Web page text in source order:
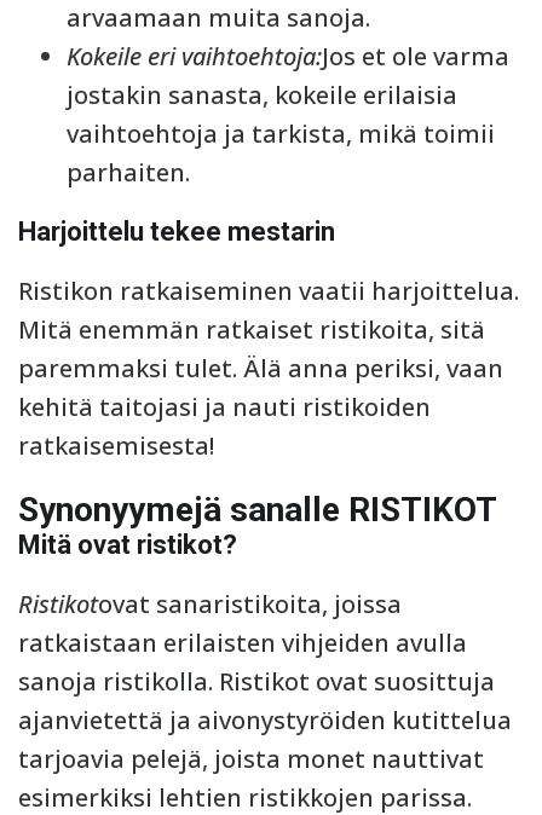
arvaamaan muita sanoja.
Kokeile eri vaihtoehtoja:Jos et ole varma
jostakin sanasta, kokeile erilaisia
vaihtoehtoja ja tarkista, mikä toimii
parhaiten.
Harjoittelu tekee mestarin
Ristikon ratkaiseminen vaatii harjoittelua.
Mitä enemmän ratkaiset ristikoita, sitä
paremmaksi tulet. Älä anna periksi, vaan
kehitä taitojasi ja nauti ristikoiden
ratkaisemisesta!
Synonyymejä sanalle RISTIKOT
Mitä ovat ristikot?
Ristikotovat sanaristikoita, joissa
ratkaistaan erilaisten vihjeiden avulla
sanoja ristikolla. Ristikot ovat suosittuja
ajanvietettä ja aivonystyröiden kutittelua
tarjoavia pelejä, joista monet nauttivat
esimerkiksi lehtien ristikkojen parissa.